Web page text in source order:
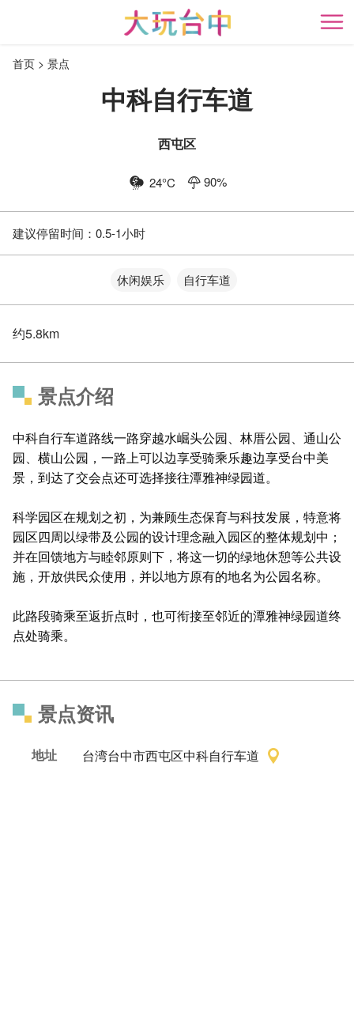
开
首页 景点
中科自行车道
西屯区
24°C 90%
建议停留时间： 0.5-1小时
休闲娱乐 自行车道
约5.8km
景点介绍
中科自行车道路线一路穿越水崛头公园、林厝公园、通山公
园、横山公园，一路上可以边享受骑乘乐趣边享受台中美
景，到达了交会点还可选择接往潭雅神绿园道。
科学园区在规划之初，为兼顾生态保育与科技发展，特意将
园区四周以绿带及公园的设计理念融入园区的整体规划中；
并在回馈地方与睦邻原则下，将这一切的绿地休憩等公共设
施，开放供民众使用，并以地方原有的地名为公园名称。
此路段骑乘至返折点时，也可衔接至邻近的潭雅神绿园道终
点处骑乘。
景点资讯
地址 台湾台中市西屯区中科自行车道